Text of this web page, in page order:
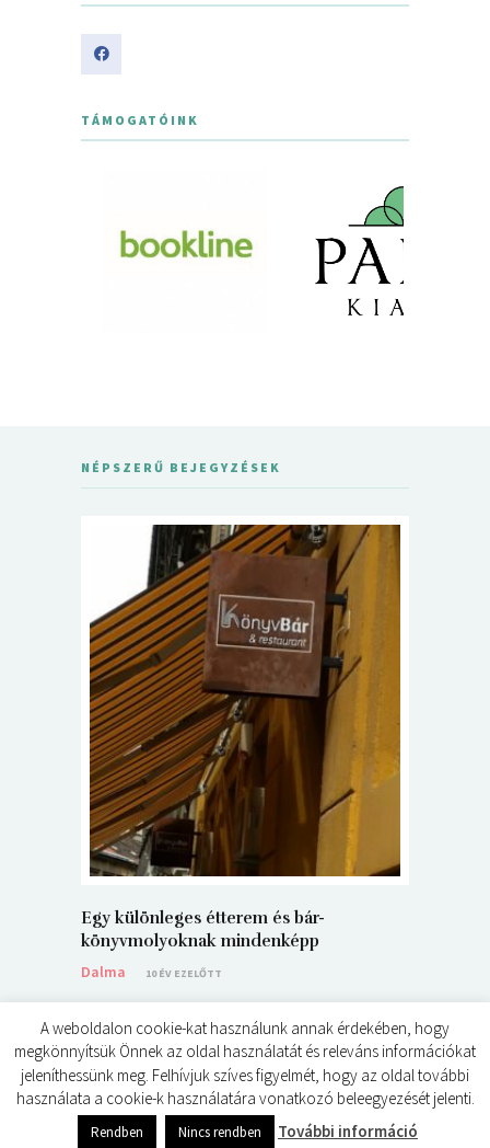
TÁMOGATÓINK
NÉPSZERŰ BEJEGYZÉSEK
Egy különleges étterem és bár-
könyvmolyoknak mindenképp
Dalma
10 ÉV EZELŐTT
© ÉDES KIS KÖNYVKRITIKÁK 2024
A weboldalon cookie-kat használunk annak érdekében, hogy
megkönnyítsük Önnek az oldal használatát és releváns információkat
jeleníthessünk meg. Felhívjuk szíves figyelmét, hogy az oldal további
használata a cookie-k használatára vonatkozó beleegyezését jelenti.
Rendben Nincs rendben További információ